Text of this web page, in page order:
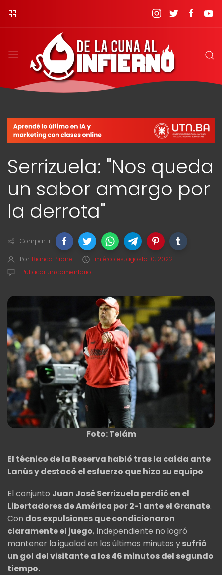
Serrizuela: "Nos queda
un sabor amargo por
la derrota"
Compartir
Por Bianca Pirone
miércoles, agosto 10, 2022
Publicar un comentario
Foto: Telám
El técnico de la Reserva habló tras la caída ante
Lanús y destacó el esfuerzo que hizo su equipo
El conjunto Juan José Serrizuela perdió en el
Libertadores de América por 2-1 ante el Granate.
Con dos expulsiones que condicionaron
claramente el juego, Independiente no logró
mantener la igualad en los últimos minutos ysufrió
un gol del visitante a los 46 minutos del segundo
tiempo.